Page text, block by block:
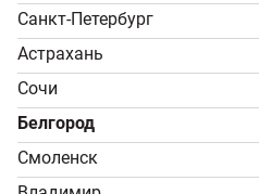
Санкт-Петербург
Астрахань
Сочи
Белгород
Смоленск
8 (800) 7-000-828
Звонок бесплатный!
Пн-Пт, 9:00-18:00; Сб -
Вс, 9:00-17:00
info@tvoy-usadba.ru